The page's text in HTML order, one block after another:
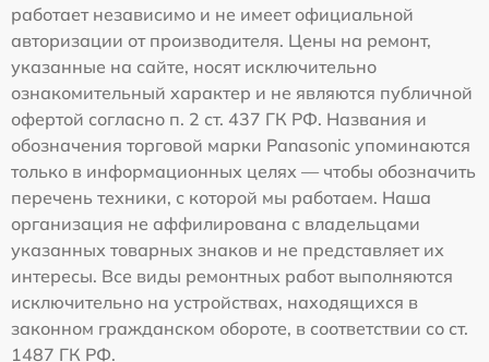
работает независимо и не имеет официальной
авторизации от производителя. Цены на ремонт,
указанные на сайте, носят исключительно
ознакомительный характер и не являются публичной
офертой согласно п. 2 ст. 437 ГК РФ. Названия и
обозначения торговой марки Panasonic упоминаются
только в информационных целях — чтобы обозначить
перечень техники, с которой мы работаем. Наша
организация не аффилирована с владельцами
указанных товарных знаков и не представляет их
интересы. Все виды ремонтных работ выполняются
исключительно на устройствах, находящихся в
законном гражданском обороте, в соответствии со ст.
1487 ГК РФ.